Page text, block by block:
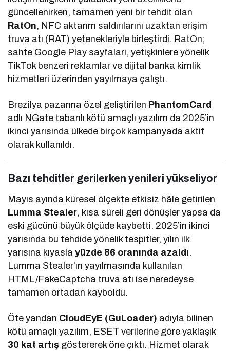
güncellenirken, tamamen yeni bir tehdit olan
RatOn, NFC aktarım saldırılarını uzaktan erişim
truva atı (RAT) yetenekleriyle birleştirdi. RatOn;
sahte Google Play sayfaları, yetişkinlere yönelik
TikTok benzeri reklamlar ve dijital banka kimlik
hizmetleri üzerinden yayılmaya çalıştı.
Brezilya pazarına özel geliştirilen PhantomCard
adlı NGate tabanlı kötü amaçlı yazılım da 2025’in
ikinci yarısında ülkede birçok kampanyada aktif
olarak kullanıldı.
Bazı tehditler gerilerken yenileri yükseliyor
Mayıs ayında küresel ölçekte etkisiz hâle getirilen
Lumma Stealer, kısa süreli geri dönüşler yapsa da
eski gücünü büyük ölçüde kaybetti. 2025’in ikinci
yarısında bu tehdide yönelik tespitler, yılın ilk
yarısına kıyaslayüzde 86 oranında azaldı.
Lumma Stealer’ın yayılmasında kullanılan
HTML/FakeCaptcha truva atı ise neredeyse
tamamen ortadan kayboldu.
Öte yandan CloudEyE (GuLoader) adıyla bilinen
kötü amaçlı yazılım, ESET verilerine göre yaklaşık
30 kat artış göstererek öne çıktı. Hizmet olarak